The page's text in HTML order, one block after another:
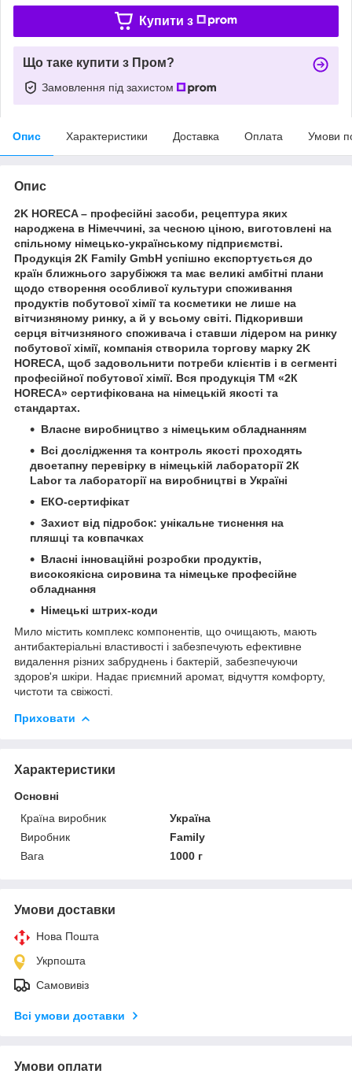
Купити з
Що таке купити з Пром?
Замовлення під захистом
Опис Характеристики Доставка Оплата Умови
Опис
2K HORECA – професійні засоби, рецептура яких
народжена в Німеччині, за чесною ціною, виготовлені на
спільному німецько-українському підприємстві.
Продукція 2К Family GmbH успішно експортується до
країн ближнього зарубіжжя та має великі амбітні плани
щодо створення особливої ​​культури споживання
продуктів побутової хімії та косметики не лише на
вітчизняному ринку, а й у всьому світі. Підкоривши
серця вітчизняного споживача і ставши лідером на ринку
побутової хімії, компанія створила торгову марку 2K
HORECA, щоб задовольнити потреби клієнтів і в сегменті
професійної побутової хімії. Вся продукція ТМ «2К
НORECA» сертифікована на німецькій якості та
стандартах.
Власне виробництво з німецьким обладнанням
Всі дослідження та контроль якості проходять
двоетапну перевірку в німецькій лабораторії 2К
Labor та лабораторії на виробництві в Україні
ЕКО-сертифікат
Захист від підробок: унікальне тиснення на
пляшці та ковпачках
Власні інноваційні розробки продуктів,
високоякісна сировина та німецьке професійне
обладнання
Німецькі штрих-коди
Мило містить комплекс компонентів, що очищають, мають
антибактеріальні властивості і забезпечують ефективне
видалення різних забруднень і бактерій, забезпечуючи
здоров'я шкіри. Надає приємний аромат, відчуття комфорту,
чистоти та свіжості.
Приховати
Характеристики
Основні
Країна виробник
Україна
Виробник
Family
Вага
1000 г
Умови доставки
Нова Пошта
Укрпошта
Самовивіз
Всі умови доставки
Умови оплати